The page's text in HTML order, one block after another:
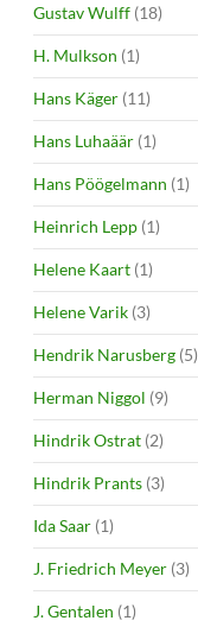
Gustav Wulff (18)
H. Mulkson (1)
Hans Käger (11)
Hans Luhaäär (1)
Hans Pöögelmann (1)
Heinrich Lepp (1)
Helene Kaart (1)
Helene Varik (3)
Hendrik Narusberg (5)
Herman Niggol (9)
Hindrik Ostrat (2)
Hindrik Prants (3)
Ida Saar (1)
J. Friedrich Meyer (3)
J. Gentalen (1)